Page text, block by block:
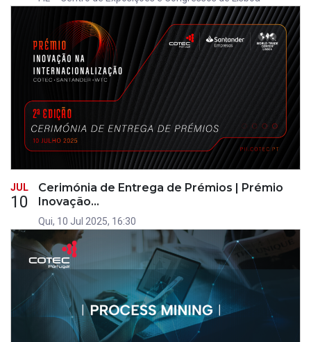
JUL
10
Cerimónia de Entrega de Prémios | Prémio
Inovação…
Qui, 10 Jul 2025, 16:30